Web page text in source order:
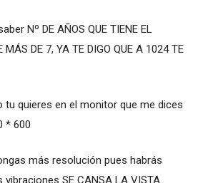
Nº DE AÑOS QUE TIENE EL
MÁS DE 7, YA TE DIGO QUE A 1024 TE
tu quieres en el monitor que me dices
* 600
más resolución pues habrás
SE CANSA LA VISTA.